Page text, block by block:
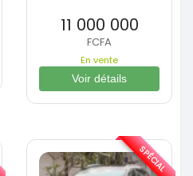
11 000 000
FCFA
En vente
Voir détails
SPÉCIAL